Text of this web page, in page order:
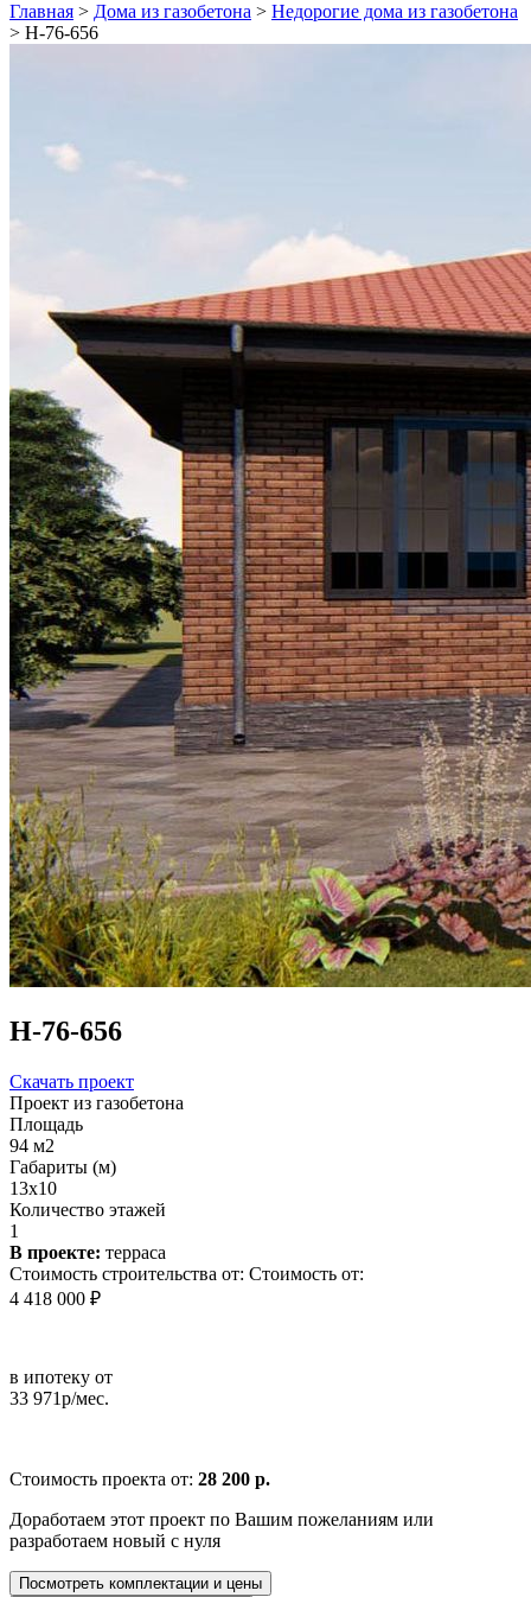
Главная > Дома из газобетона > Недорогие дома из газобетона
> Н-76-656
Н-76-656
Скачать проект
Проект из газобетона
Площадь
94 м2
Габариты (м)
13x10
Количество этажей
1
В проекте: терраса
Стоимость строительства от: Стоимость от:
4 418 000 ₽
в ипотеку от
33 971р/мес.
Стоимость проекта от: 28 200 р.
Доработаем этот проект по Вашим пожеланиям или
разработаем новый с нуля
Посмотреть комплектации и цены